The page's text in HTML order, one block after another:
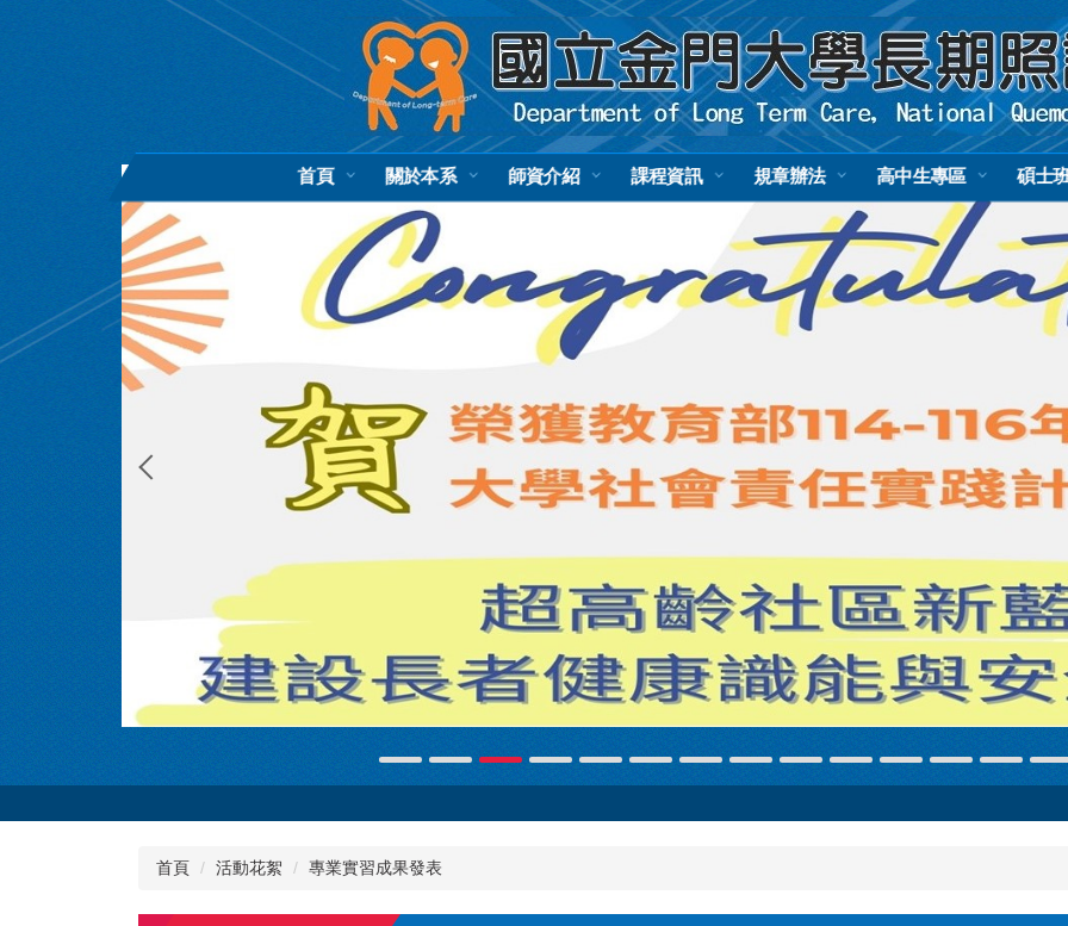
首頁 關於本系 師資介紹 課程資訊 規章辦法 高中生專區 碩士
首頁 活動花絮 專業實習成果發表